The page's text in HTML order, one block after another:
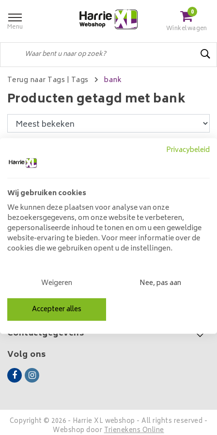
Menu
0
Winkelwagen
Terug naar Tags | Tags bank
Producten getagd met bank
Eetkamerbank Bowie 140
cm tot 200 cm
420,00 359,00
Mijn account
Categorieën
Contactgegevens
Volg ons
Copyright © 2026 - Harrie XL webshop - All rights reserved -
Webshop doorTrienekens Online
Privacybeleid
Wij gebruiken cookies
We kunnen deze plaatsen voor analyse van onze
bezoekersgegevens, om onze website te verbeteren,
gepersonaliseerde inhoud te tonen en om u een geweldige
website-ervaring te bieden. Voor meer informatie over de
cookies die we gebruiken opent u de instellingen.
Weigeren Nee, pas aan
Accepteer alles